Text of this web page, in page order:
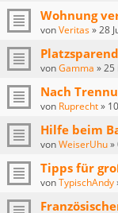
Wohnung
vonVeritas»28
vonGamma »25
Nach
von Ruprecht»
Hilfe beim
vonWeiserUhu»
Tipps für
vonTypischAndy